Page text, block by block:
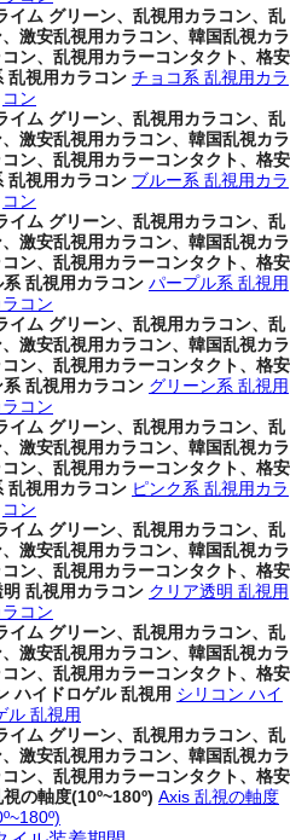
イム グリーン、乱視用カラコン、乱
激安乱視用カラコン、韓国乱視カラ
ン、乱視用カラーコンタクト、格安
乱視用カラコン チョコ系 乱視用カラ
コン
イム グリーン、乱視用カラコン、乱
激安乱視用カラコン、韓国乱視カラ
ン、乱視用カラーコンタクト、格安
乱視用カラコン ブルー系 乱視用カラ
コン
イム グリーン、乱視用カラコン、乱
激安乱視用カラコン、韓国乱視カラ
ン、乱視用カラーコンタクト、格安
乱視用カラコン パープル系 乱視用
コン
イム グリーン、乱視用カラコン、乱
激安乱視用カラコン、韓国乱視カラ
ン、乱視用カラーコンタクト、格安
乱視用カラコン グリーン系 乱視用
コン
イム グリーン、乱視用カラコン、乱
激安乱視用カラコン、韓国乱視カラ
ン、乱視用カラーコンタクト、格安
乱視用カラコン ピンク系 乱視用カラ
コン
イム グリーン、乱視用カラコン、乱
激安乱視用カラコン、韓国乱視カラ
ン、乱視用カラーコンタクト、格安
乱視用カラコン クリア透明 乱視用
コン
イム グリーン、乱視用カラコン、乱
激安乱視用カラコン、韓国乱視カラ
ン、乱視用カラーコンタクト、格安
ハイドロゲル 乱視用 シリコン ハイ
ル 乱視用
イム グリーン、乱視用カラコン、乱
激安乱視用カラコン、韓国乱視カラ
ン、乱視用カラーコンタクト、格安
の軸度(10º~180º) Axis 乱視の軸度